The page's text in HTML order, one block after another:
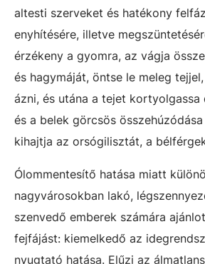
altesti szerveket és hatékony
enyhítésére, illetve
érzékeny a gyomra, az vágja
és hagymáját, öntse le meleg
ázni, és utána a tejet kortyolgassa
és a belek görcsös
kihajtja az orsógilisztát, a
Ólommentesítő hatása miatt
nagyvárosokban lakó,
szenvedő emberek számára
fejfájást: kiemelkedő az
nyugtató hatása. Elűzi az